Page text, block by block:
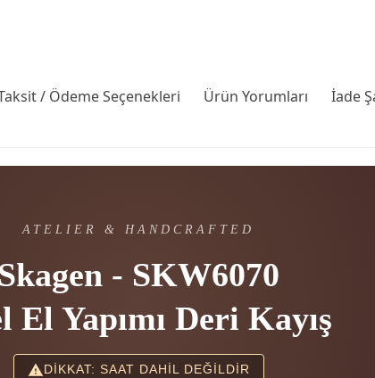
/ Ödeme Seçenekleri Ürün Yorumları İade
ATELIER & HANDCRAFTED
Skagen - SKW6070
El Yapımı Deri Kayış
DİKKAT: SAAT DAHİL DEĞİLDİR